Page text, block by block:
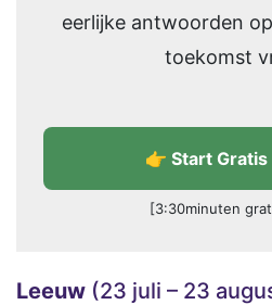
eerlijke antwoorden
toekomst
👉 Start Gratis
[3:30minuten
Leeuw (23 juli – 23